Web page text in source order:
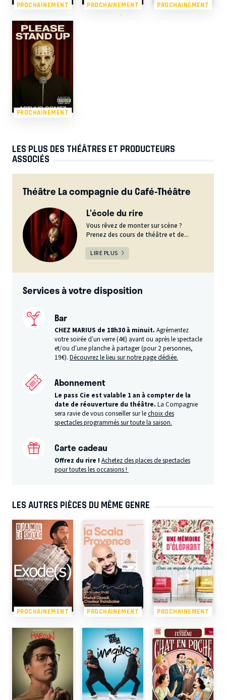
PROCHAINEMENT PROCHAINEMENT PROCHAINEMENT
PROCHAINEMENT
LES PLUS DES THÉÂTRES ET PRODUCTEURS
ASSOCIÉS
Théâtre La compagnie du Café-Théâtre
L'école du rire
Vous rêvez de monter sur scène ?
Prenez des cours de théâtre et de...
LIRE PLUS
Services à votre disposition
Bar
CHEZ MARIUS de 18h30 à minuit.Agrémentez
votre soirée d’un verre (4€) avant ou après le spectacle
et/ou d’une planche à partager (pour 2 personnes,
19€).Découvrez le lieu sur notre page dédiée.
Abonnement
Le pass Cie est valable 1 an à compter de la
date de réouverture du théâtre.La Compagnie
sera ravie de vous conseiller sur lechoix des
spectacles programmés sur toute la saison.
Carte cadeau
Offrez du rire ! Achetez des places de spectacles
pour toutes les occasions !
LES AUTRES PIÈCES DU MÊME GENRE
PROCHAINEMENT PROCHAINEMENT PROCHAINEMENT